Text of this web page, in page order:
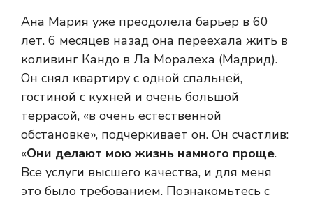
Ана Мария уже преодолела барьер в 60
лет. 6 месяцев назад она переехала жить в
коливинг Кандо в Ла Моралеха (Мадрид).
Он снял квартиру с одной спальней,
гостиной с кухней и очень большой
террасой, «в очень естественной
обстановке», подчеркивает он. Он счастлив:
«Они делают мою жизнь намного проще.
Все услуги высшего качества, и для меня
это было требованием. Познакомьтесь с